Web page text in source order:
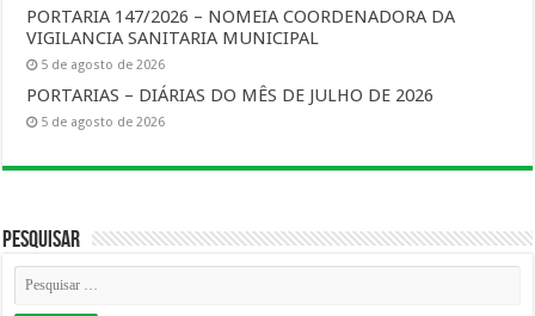
PORTARIA 147/2026 – NOMEIA COORDENADORA DA
VIGILANCIA SANITARIA MUNICIPAL
5 de agosto de 2026
PORTARIAS – DIÁRIAS DO MÊS DE JULHO DE 2026
5 de agosto de 2026
Pesquisar